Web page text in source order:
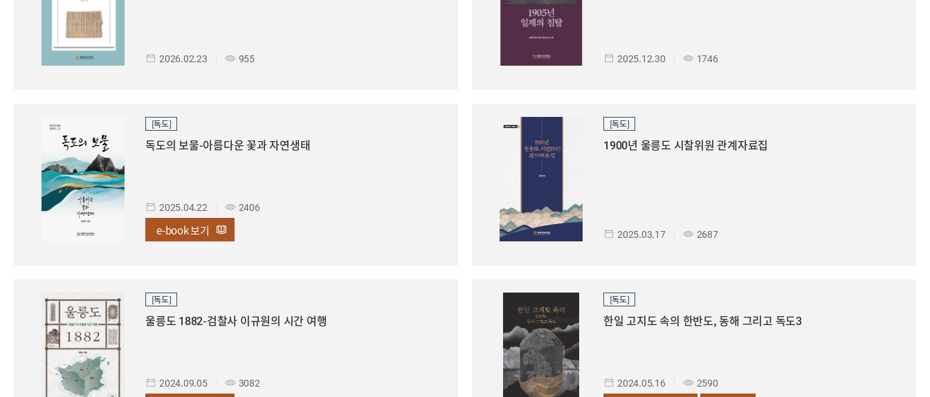
2026.02.23 955 2025.12.30 1746
[독도]
독도의 보물-아름다운 꽃과 자연생태
2025.04.22 2406
e-book보기
[독도]
1900년 울릉도 시찰위원 관계자료집
2025.03.17 2687
[독도]
울릉도 1882-검찰사 이규원의 시간 여행
2024.09.05 3082
[독도]
한일 고지도 속의 한반도, 동해 그리고 독도3
2024.05.16 2590